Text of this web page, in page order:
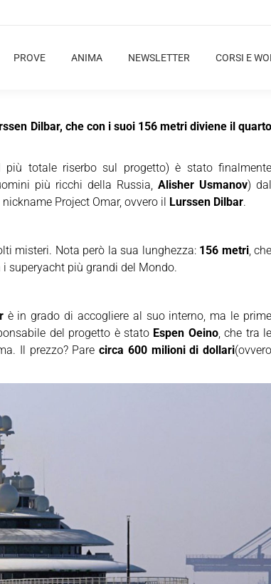
PROVE ANIMA NEWSLETTER CORSI E
Dilbar, che con i suoi 156 metri diviene il quarto
più totale riserbo sul progetto) è stato
più ricchi della Russia,Alisher Usmanov)
Project Omar, ovvero il Lurssen Dilbar.
misteri. Nota però la sua lunghezza: 156 metri,
superyacht più grandi del Mondo.
è in grado di accogliere al suo interno, ma le
del progetto è stato Espen Oeino, che tra
Il prezzo? Parecirca 600 milioni di dollari